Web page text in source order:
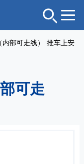
内部可走线）-推车上安
可走